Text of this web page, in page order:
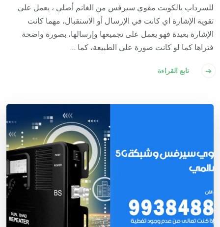
للسرداب بالكويت مقوي سيرفس من الغانم أصلي ، يعمل على
تقوية الإشارة اي كانت في الإرسال أو الاستقبال، مهما كانت
الإشارة بعيدة فهو يعمل على تجميعها وإرسالها، بصورة واضحة
فتراها كما لو كانت صورة على الطبيعة، كما …
تابع القراءة